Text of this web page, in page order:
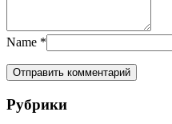
Name *
Рубрики